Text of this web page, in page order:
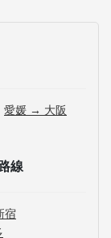
愛媛 → 大阪
線
宿